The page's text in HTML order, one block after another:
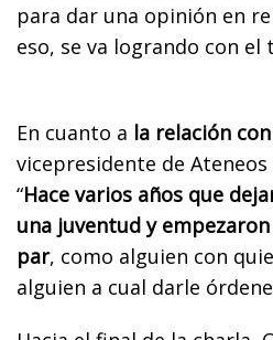
para dar una opinión en
eso, se va logrando con el
En cuanto a la relación
vicepresidente de Ateneos
“Hace varios años que
una juventud y
par, como alguien con
alguien a cual darle